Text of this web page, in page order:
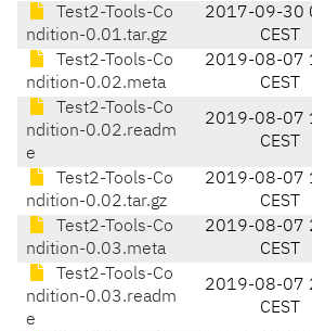
Test2-Tools-Co
ndition-0.01.tar.gz
2017-09-30
CEST
Test2-Tools-Co
ndition-0.02.meta
2019-08-07
CEST
Test2-Tools-Co
ndition-0.02.readm
e
2019-08-07
CEST
Test2-Tools-Co
ndition-0.02.tar.gz
2019-08-07
CEST
Test2-Tools-Co
ndition-0.03.meta
2019-08-07
CEST
Test2-Tools-Co
ndition-0.03.readm
e
2019-08-07
CEST